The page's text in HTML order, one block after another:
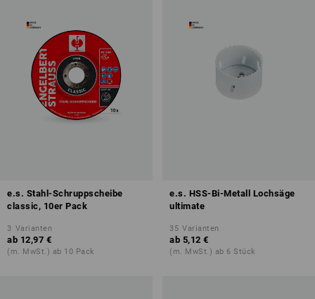
e.s. Stahl-Schruppscheibe
classic, 10er Pack
3 Varianten
ab 12,97 €
(m. MwSt.) ab 10 Pack
e.s. HSS-Bi-Metall Lochsäge
ultimate
35 Varianten
ab 5,12 €
(m. MwSt.) ab 6 Stück